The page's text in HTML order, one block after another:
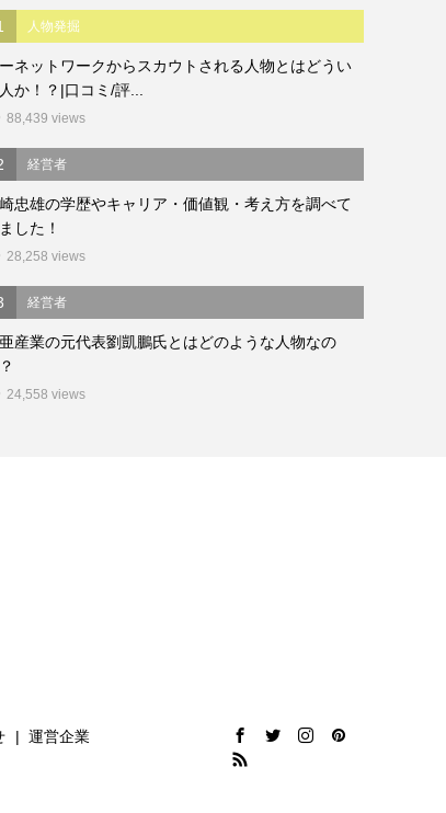
人物発掘
ネットワークからスカウトされる人物とはどうい
か！？|口コミ/評...
88,439 views
経営者
忠雄の学歴やキャリア・価値観・考え方を調べて
した！
28,258 views
経営者
産業の元代表劉凱鵬氏とはどのような人物なの
24,558 views
運営企業